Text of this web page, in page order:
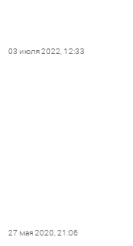
03 июля 2022, 12:33
27 мая 2020, 21:06